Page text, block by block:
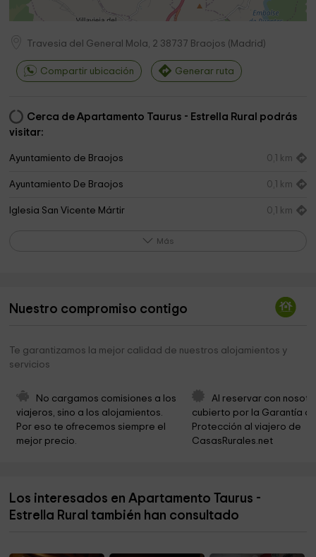
Travesia del General Mola, 2 38737 Braojos ( Madrid )
Compartir ubicación Generar ruta
Cerca de Apartamento Taurus - Estrella Rural podrás
visitar:
Ayuntamiento de Braojos 0,1 km
Ayuntamiento De Braojos 0,1 km
Iglesia San Vicente Mártir 0,1 km
Ermita Virgen del Buen Suceso
Casa Parroquial de la Serna del Monte 1,8 km
Ayuntamiento de Gascones
Nueva Tierra
Helipuerto
Parabolicas 4,3 km
Parroquia de la Inmaculada Concepción
Más
Nuestro compromiso contigo
Te garantizamos la mejor calidad de nuestros alojamientos y
servicios
No cargamos comisiones a los
viajeros, sino a los alojamientos.
Por eso te ofrecemos siempre el
mejor precio.
Al reservar con
cubierto por la Garantía
Protección al viajero de
CasasRurales.net
Los interesados en Apartamento Taurus -
Estrella Rural también han consultado